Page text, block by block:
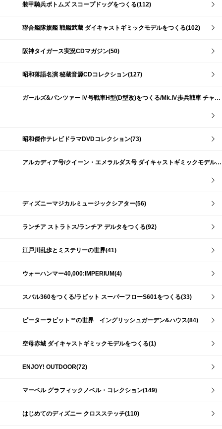
装甲騎兵ボトムズ スコープドッグをつくる(112)
聯合艦隊旗艦 戦艦武蔵 ダイキャストギミックモデルをつくる(102)
阪神タイガース実況CDマガジン(50)
昭和落語名演 秘蔵音源CDコレクション(127)
ガールズ&パンツァー Ⅳ号戦車H型(D型改)をつくる/Mk.Ⅳ歩兵戦車 チャーチルMk.Ⅶをつくる(191)
昭和傑作テレビドラマDVDコレクション(73)
アルカディア号/クイーン・エメラルダス号 ダイキャストギミックモデルをつくる(159)
ディズニーマジカルミュージックシアター(56)
ランチア ストラトス/ランチア デルタをつくる(92)
江戸川乱歩とミステリーの世界(41)
ウォーハンマー40,000:IMPERIUM(4)
スバル360をつくる/ラビット スーパーフローS601をつくる(33)
ピーターラビット™の世界 イングリッシュガーデン&ハウス(84)
空母赤城 ダイキャストギミックモデルをつくる(1)
ENJOY! OUTDOOR(72)
マーベル グラフィックノベル・コレクション(149)
はじめてのディズニー クロスステッチ(110)